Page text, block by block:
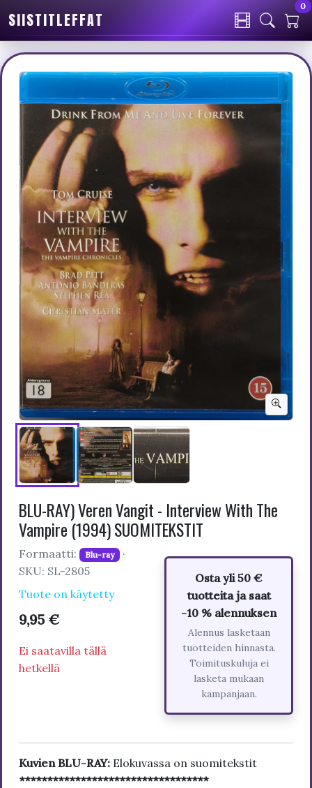
SIISTITLEFFAT
0
BLU-RAY) Veren Vangit - Interview With The
Vampire (1994) SUOMITEKSTIT
Formaatti: Blu-ray ·
SKU: SL-2805
Tuote on käytetty
9,95 €
Ei saatavilla tällä
hetkellä
Osta yli 50 €
tuotteita ja saat
-10 % alennuksen
Alennus lasketaan
tuotteiden hinnasta.
Toimituskuluja ei
lasketa mukaan
kampanjaan.
Kuvien BLU-RAY: Elokuvassa on suomitekstit
**********************************